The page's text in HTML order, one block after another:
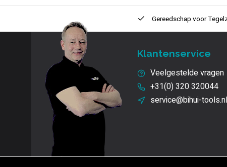
Innovatie Gereedschap voor
Klantenservice
Veelgestelde vragen
+31(0) 320 320044
service@bihui-tools.nl